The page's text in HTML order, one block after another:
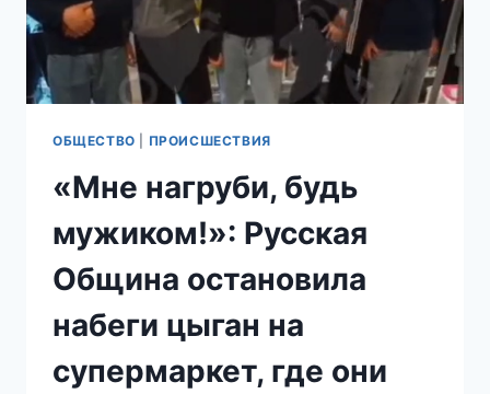
ОБЩЕСТВО ПРОИСШЕСТВИЯ
«Мне нагруби, будь
мужиком!»: Русская
Община остановила
набеги цыган на
супермаркет, где они